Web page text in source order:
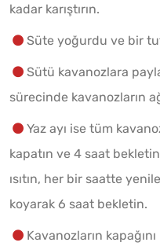
kadar karıştırın.
Süte yoğurdu ve bir
Sütü kavanozlara
sürecinde kavanozların
Yaz ayı ise tüm
kapatın ve 4 saat bekletin.
ısıtın, her bir saatte
koyarak 6 saat bekletin.
Kavanozların